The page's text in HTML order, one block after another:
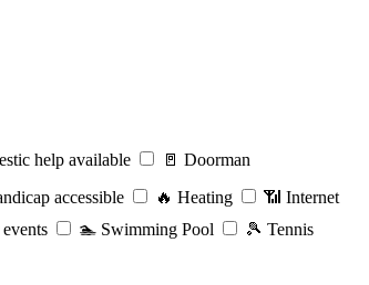
help available 🚪 Doorman
accessible 🔥 Heating 📶 Internet
🏊 Swimming Pool 🎾 Tennis